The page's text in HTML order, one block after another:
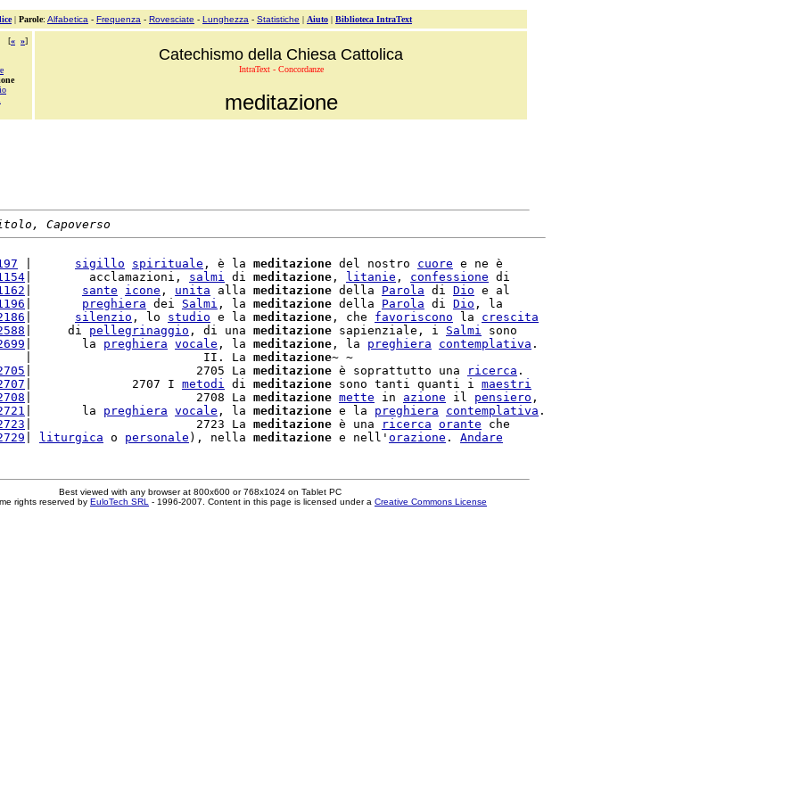
| Parole: Alfabetica - Frequenza - Rovesciate - Lunghezza - Statistiche | Aiuto | Biblioteca IntraText
[« »]
Catechismo della Chiesa Cattolica
IntraText - Concordanze
meditazione
Capoverso
sigillo spirituale , è la meditazione del nostro cuore e ne è
|        acclamazioni, salmi di meditazione , litanie , confessione di
sante icone , unita alla meditazione della Parola di Dio e al
preghiera dei Salmi , la meditazione della Parola di Dio , la
silenzio , lo studio e la meditazione , che favoriscono la crescita
|     di pellegrinaggio , di una meditazione sapienziale, i Salmi sono
|       la preghiera vocale , la meditazione , la preghiera contemplativa .
|                        II. La
meditazione~ ~
|                       2705 La meditazione è soprattutto una ricerca
|              2707 I metodi di meditazione sono tanti quanti i maestri
|                       2708 La meditazione mette in azione il pensiero ,
|       la preghiera vocale , la meditazione e la preghiera contemplativa .
|                       2723 La meditazione è una ricerca orante che
liturgica o personale ), nella meditazione e nell' orazione . Andare
Best viewed with any browser at 800x600 or 768x1024 on Tablet PC
rights reserved by EuloTech SRL - 1996-2007. Content in this page is licensed under a Creative Commons License